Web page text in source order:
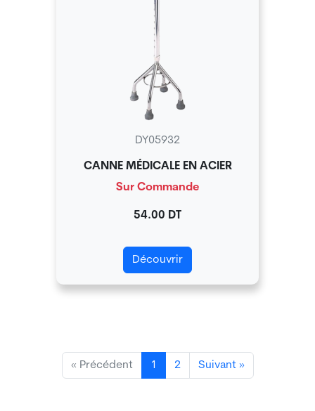
DY05932
CANNE MÉDICALE EN ACIER
Sur Commande
54.00 DT
Découvrir
« Précédent 1 2 Suivant »